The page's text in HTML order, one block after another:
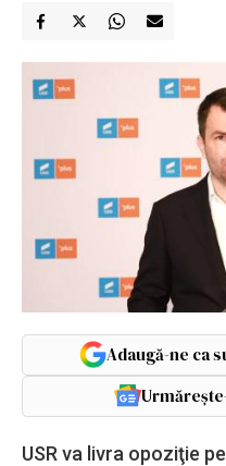
Adaugă-ne ca
USR va livra opoziţie